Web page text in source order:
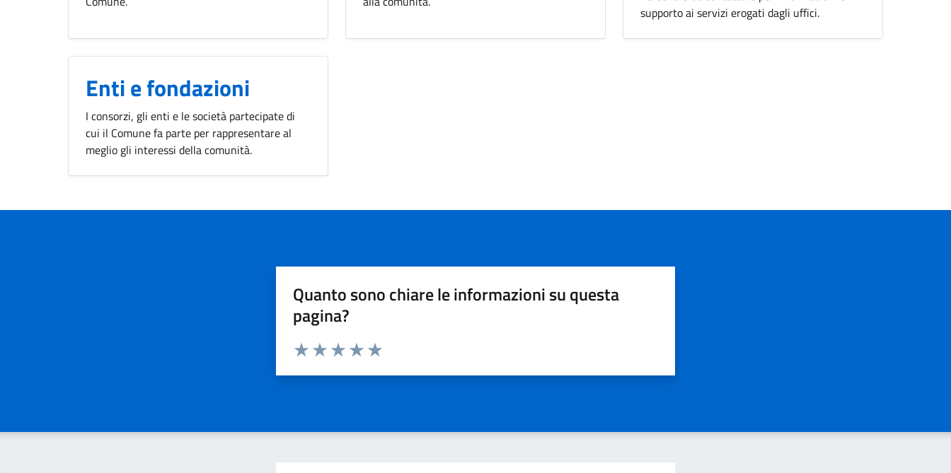
supporto ai servizi erogati dagli uffici.
Enti e fondazioni
I consorzi, gli enti e le società partecipate di
cui il Comune fa parte per rappresentare al
meglio gli interessi della comunità.
Quanto sono chiare le informazioni su questa
pagina?
Valuta da 1 a 5 stelle la pagina